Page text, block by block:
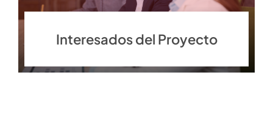
Interesados del Proyecto